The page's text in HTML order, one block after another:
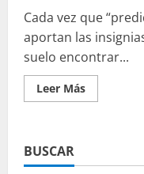
Cada vez que
aportan las
suelo encontrar...
Leer MásLeer
más
BUSCAR